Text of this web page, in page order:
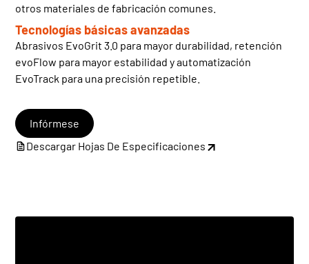
otros materiales de fabricación comunes.
Tecnologías básicas avanzadas
Abrasivos EvoGrit 3.0 para mayor durabilidad, retención
evoFlow para mayor estabilidad y automatización
EvoTrack para una precisión repetible.
Infórmese
Descargar Hojas De Especificaciones